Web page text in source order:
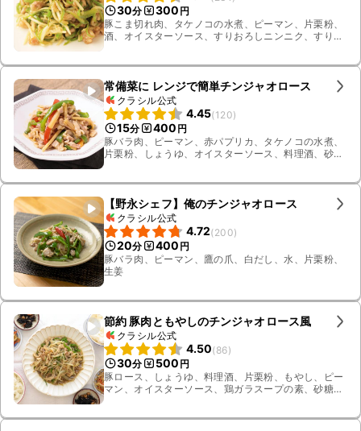
30分 300 円
豚こま切れ肉、タケノコの水煮、ピーマン、片栗粉、
酒、オイスターソース、すりおろしニンニク、すりお
常備菜に レンジで簡単チンジャオロース
クラシル公式
4.45(120)
15分 400 円
豚バラ肉、ピーマン、赤パプリカ、タケノコの水煮、
片栗粉、しょうゆ、オイスターソース、料理酒、砂
【野永シェフ】俺のチンジャオロース
クラシル公式
4.72(200)
20分 400 円
豚バラ肉、ピーマン、鷹の爪、白だし、水、片栗粉、
生姜
節約 豚肉ともやしのチンジャオロース風
クラシル公式
4.50(86)
30分 500 円
豚ロース、しょうゆ、料理酒、片栗粉、もやし、ピー
マン、オイスターソース、鶏ガラスープの素、砂糖、